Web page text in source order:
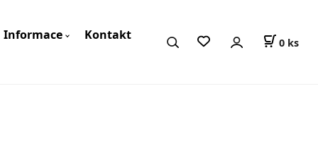
Informace Kontakt 0 ks